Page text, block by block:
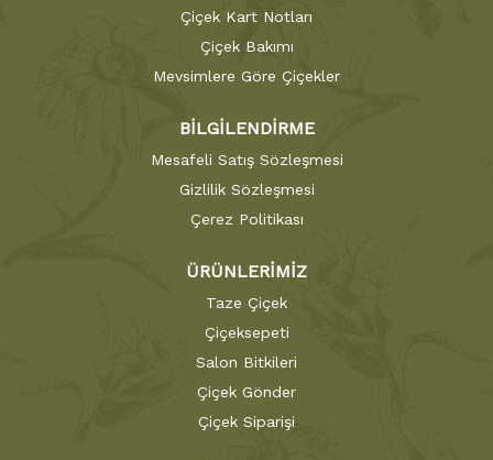
Çiçek Kart Notları
Çiçek Bakımı
Mevsimlere Göre Çiçekler
BİLGİLENDİRME
Mesafeli Satış Sözleşmesi
Gizlilik Sözleşmesi
Çerez Politikası
ÜRÜNLERİMİZ
Taze Çiçek
Çiçeksepeti
Salon Bitkileri
Çiçek Gönder
Çiçek Siparişi